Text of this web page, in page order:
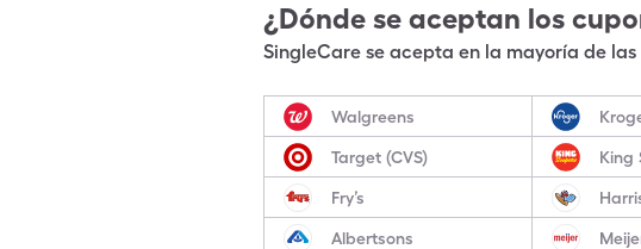
¿Dónde se aceptan los
SingleCare se acepta en la mayoría de
Walgreens
Target (CVS) King
Fry’s
Albertsons